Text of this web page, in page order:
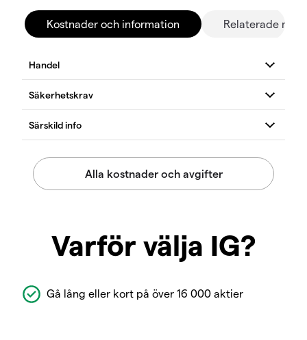
Kostnader och information Relaterade
Varför välja IG?
Gå lång eller kort på över 16 000 aktier